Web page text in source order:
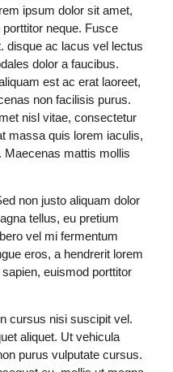
ipsum dolor sit amet,
neque. Fusce
disque ac lacus vel lectus
dolor a faucibus.
est ac erat laoreet,
non facilisis purus.
nisl vitae, consectetur
massa quis lorem iaculis,
Maecenas mattis mollis
non justo aliquam dolor
tellus, eu pretium
vel mi fermentum
eros, a hendrerit lorem
euismod porttitor
cursus nisi suscipit vel.
aliquet. Ut vehicula
purus vulputate cursus.